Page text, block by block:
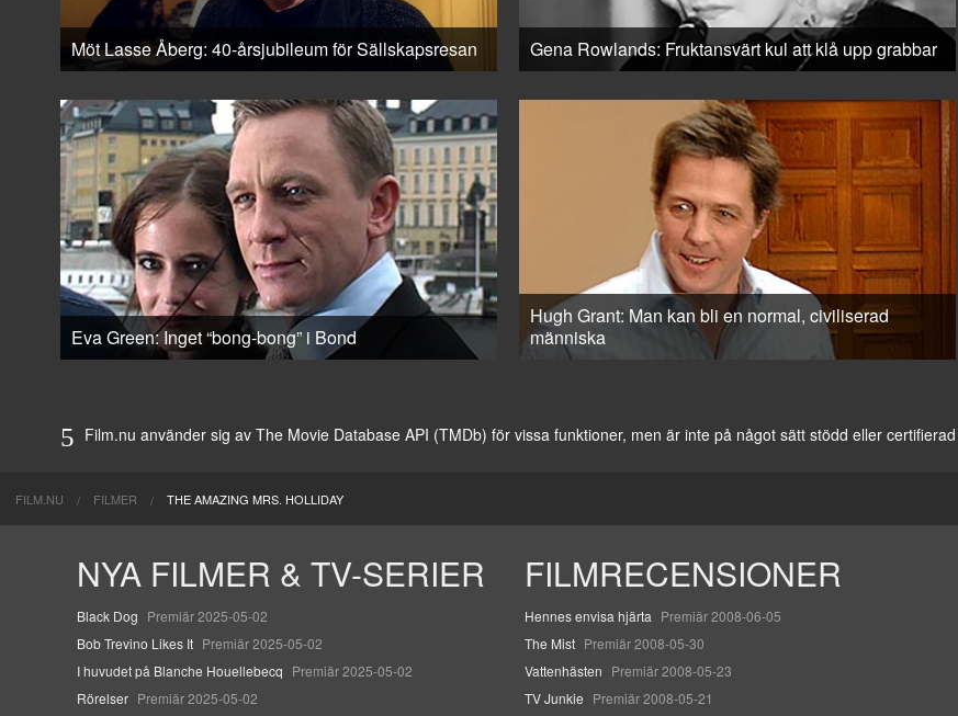
Möt Lasse Åberg: 40-årsjubileum för Sällskapsresan Gena Rowlands: Fruktansvärt kul att klå upp grabbar
Eva Green: Inget “bong-bong” i Bond
Hugh Grant: Man kan bli en normal, civiliserad
människa
Film.nu använder sig av The Movie Database API (TMDb) för vissa funktioner, men är inte på något sätt stödd eller
FILM.NU FILMER THE AMAZING MRS. HOLLIDAY
NYA FILMER & TV-SERIER
Black Dog Premiär 2025-05-02
Bob Trevino Likes It Premiär 2025-05-02
I huvudet på Blanche Houellebecq Premiär 2025-05-02
Rörelser Premiär 2025-05-02
FILMRECENSIONER
Hennes envisa hjärta Premiär 2008-06-05
The Mist Premiär 2008-05-30
Vattenhästen Premiär 2008-05-23
TV Junkie Premiär 2008-05-21